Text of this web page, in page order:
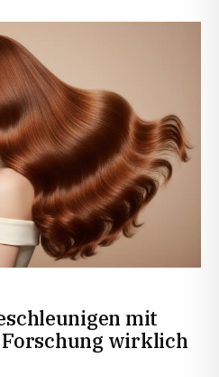
mit
Forschung wirklich